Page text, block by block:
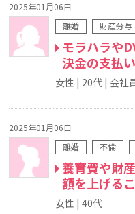
2025年01月06日
離婚
財産分与
モラハラや
決金の支払
女性 20代 会社
2025年01月06日
離婚
不倫
養育費や財
額を上げる
女性 40代